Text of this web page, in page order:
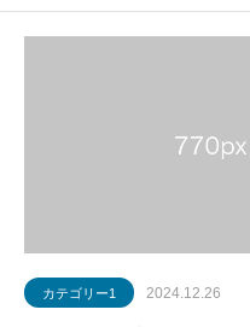
カテゴリー1 2024.12.26